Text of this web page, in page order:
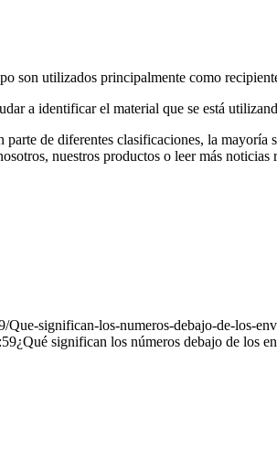
son utilizados principalmente como
a identificar el material que se está
de diferentes clasificaciones, la
nuestros productos o leer más
significan-los-numeros-debajo-de-los-
¿Qué significan los números debajo de los